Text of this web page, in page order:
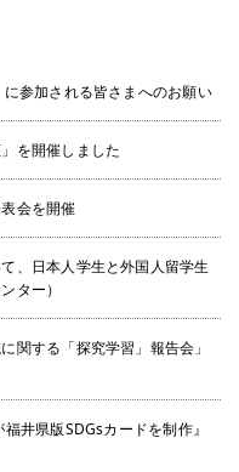
参加される皆さまへのお願い
を開催しました
会を開催
、日本人学生と外国人留学生
ター）
関する「探究学習」報告会」
井県版SDGsカードを制作』